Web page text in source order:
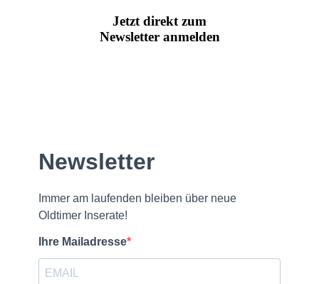
Jetzt direkt zum
Newsletter anmelden